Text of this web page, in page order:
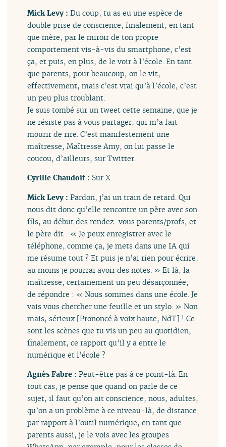
Mick Levy :Du coup, tu as eu une espèce de
double prise de conscience, finalement, en tant
que mère, par le miroir de ton propre
comportement vis-à-vis du smartphone, c’est
ça, et puis, en plus, de le voir à l’école. En tant
que parents, pour beaucoup, on le vit,
effectivement, mais c’est vrai qu’à l’école, c’est
un peu plus troublant.
Je suis tombé sur un tweet cette semaine, que je
ne résiste pas à vous partager, qui m’a fait
mourir de rire. C’est manifestement une
maîtresse, Maîtresse Amy, on lui passe le
coucou, d’ailleurs, sur Twitter.
Cyrille Chaudoit : Sur X.
Mick Levy :Pardon, j’ai un train de retard. Qui
nous dit donc qu’elle rencontre un père avec son
fils, au début des rendez-vous parents/profs, et
le père dit : « Je peux enregistrer avec le
téléphone, comme ça, je mets dans une IA qui
me résume tout ? Et puis je n’ai rien pour écrire,
au moins je pourrai avoir des notes. » Et là, la
maîtresse, certainement un peu désarçonnée,
de répondre : « Nous sommes dans une école. Je
vais vous chercher une feuille et un stylo. » Non
mais, sérieux [Prononcé à voix haute, NdT] ! Ce
sont les scènes que tu vis un peu au quotidien,
finalement, ce rapport qu’il y a entre le
numérique et l’école ?
Agnès Fabre :Peut-être pas à ce point-là. En
tout cas, je pense que quand on parle de ce
sujet, il faut qu’on ait conscience, nous, adultes,
qu’on a un problème à ce niveau-là, de distance
par rapport à l’outil numérique, en tant que
parents aussi, je le vois avec les groupes